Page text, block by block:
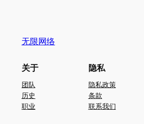
无限网络
关于
团队
历史
职业
隐私
隐私政策
条款
联系我们